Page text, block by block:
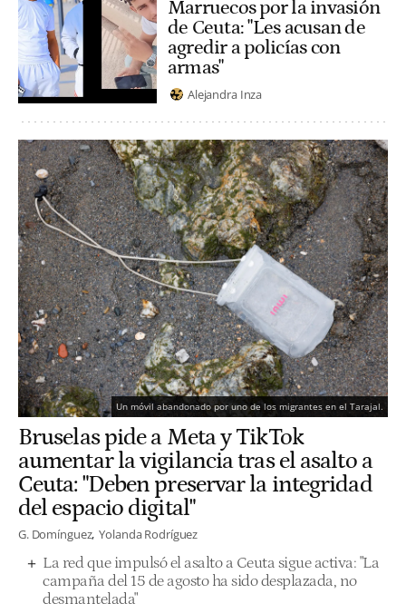
Marruecos por la invasión
de Ceuta: "Les acusan de
agredir a policías con
armas"
Alejandra Inza
Un móvil abandonado por uno de los migrantes en el Tarajal.
Bruselas pide a Meta y TikTok
aumentar la vigilancia tras el asalto a
Ceuta: "Deben preservar la integridad
del espacio digital"
G. Domínguez Yolanda Rodríguez
La red que impulsó el asalto a Ceuta sigue activa: "La
campaña del 15 de agosto ha sido desplazada, no
desmantelada"